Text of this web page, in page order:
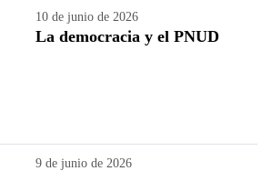
10 de junio de 2026
La democracia y el PNUD
9 de junio de 2026